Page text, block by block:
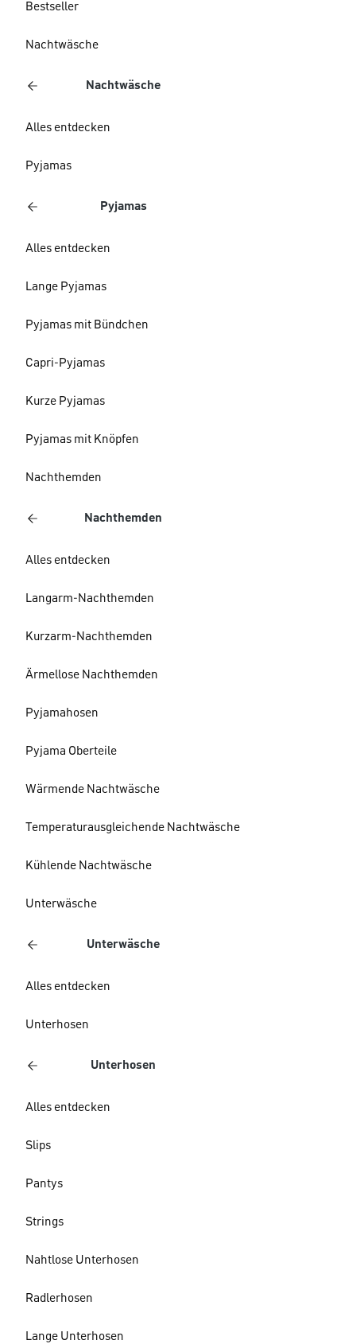
Bestseller
Nachtwäsche
Nachtwäsche
Alles entdecken
Pyjamas
Pyjamas
Alles entdecken
Lange Pyjamas
Pyjamas mit Bündchen
Capri-Pyjamas
Kurze Pyjamas
Pyjamas mit Knöpfen
Nachthemden
Nachthemden
Alles entdecken
Langarm-Nachthemden
Kurzarm-Nachthemden
Ärmellose Nachthemden
Pyjamahosen
Pyjama Oberteile
Wärmende Nachtwäsche
Temperaturausgleichende Nachtwäsche
Kühlende Nachtwäsche
Unterwäsche
Unterwäsche
Alles entdecken
Unterhosen
Unterhosen
Alles entdecken
Slips
Pantys
Strings
Nahtlose Unterhosen
Radlerhosen
Lange Unterhosen